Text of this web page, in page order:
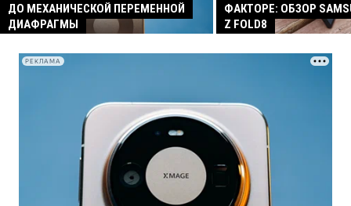
ДО МЕХАНИЧЕСКОЙ ПЕРЕМЕННОЙ
ДИАФРАГМЫ
ФАКТОРЕ: ОБЗОР
Z FOLD8
РЕКЛАМА